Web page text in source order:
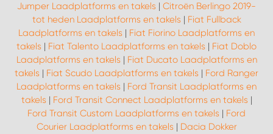
Jumper Laadplatforms en takels | Citroën Berlingo 2019-
tot heden Laadplatforms en takels | Fiat Fullback
Laadplatforms en takels | Fiat Fiorino Laadplatforms en
takels | Fiat Talento Laadplatforms en takels | Fiat Doblo
Laadplatforms en takels | Fiat Ducato Laadplatforms en
takels | Fiat Scudo Laadplatforms en takels | Ford Ranger
Laadplatforms en takels | Ford Transit Laadplatforms en
takels | Ford Transit Connect Laadplatforms en takels |
Ford Transit Custom Laadplatforms en takels | Ford
Courier Laadplatforms en takels | Dacia Dokker